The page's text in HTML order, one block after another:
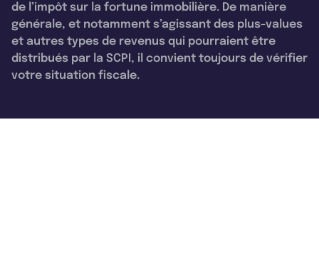
de l’impôt sur la fortune immobilière. De manière
générale, et notamment s’agissant des plus-values
et autres types de revenus qui pourraient être
distribués par la SCPI, il convient toujours de vérifier
votre situation fiscale.